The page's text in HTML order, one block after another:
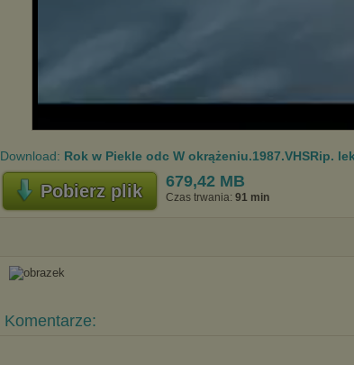
Download: Rok w Piekle odc W okrążeniu.1987.VHSRip.
Pobierz plik 679,42 MB
Czas trwania: 91 min
Komentarze: